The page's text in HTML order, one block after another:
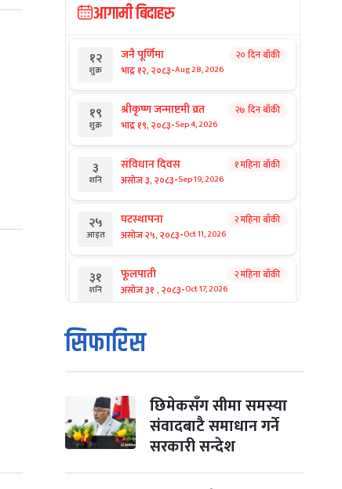
आगामी बिदाहरु
१२
शुक्र
जनै पूर्णिमा
भाद्र १२, २०८३-Aug 28, 2026
२० दिन बाँकी
१९
शुक्र
श्रीकृष्ण जन्माष्टमी व्रत
भाद्र १९, २०८३-Sep 4, 2026
२७ दिन बाँकी
३
शनि
संविधान दिवस
असोज ३, २०८३-Sep 19, 2026
१ महिना बाँकी
२५
आइत
घटस्थापना
असोज २५, २०८३-Oct 11, 2026
२ महिना बाँकी
३१
शनि
फूलपाती
असोज ३१ , २०८३-Oct 17, 2026
२ महिना बाँकी
१
आइत
कार्तिक सङ्क्रान्ति
कार्तिक १, २०८३
मंगल कार्तिक ३, २०८३-Oct 20, 2026
४ विजयादशमी
कार्तिक ४, २०८३- Oct 21, 2026
२ महिना बाँकी
सिफारिस
छिमेकसँग सीमा समस्या
संवादबाटै समाधान गर्ने
सरकारी सन्देश